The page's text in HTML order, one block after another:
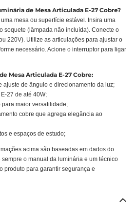
de Mesa Articulada E-27 Cobre?
mesa ou superfície estável. Insira uma
soquete (lâmpada não incluída). Conecte o
220V). Utilize as articulações para ajustar o
necessário. Acione o interruptor para ligar
Mesa Articulada E-27 Cobre:
ajuste de ângulo e direcionamento da luz;
27 de até 40W;
para maior versatilidade;
cobre que agrega elegância ao
e espaços de estudo;
acima são baseadas em dados do
o manual da luminária e um técnico
produto para garantir segurança e